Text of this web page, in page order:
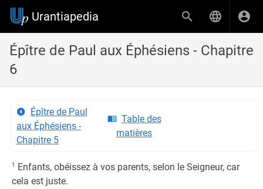
Urantiapedia
Épître de Paul aux Éphésiens - Chapitre
6
Épître de Paul
aux Éphésiens -
Chapitre 5
Table des
matières
1
Enfants, obéissez à vos parents, selon le Seigneur, car
cela est juste.